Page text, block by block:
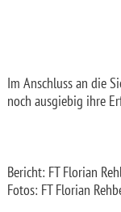
Im Anschluss an die
noch ausgiebig ihre
Bericht: FT Florian
Fotos: FT Florian